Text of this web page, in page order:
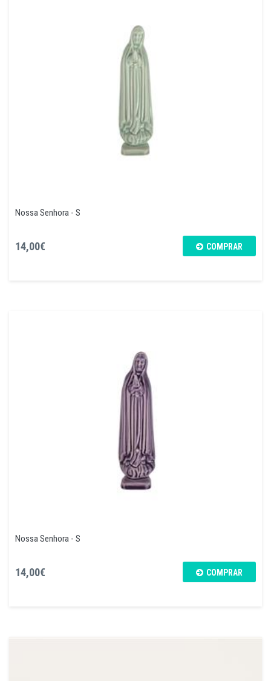
Nossa Senhora - S
14,00€ COMPRAR
Nossa Senhora - S
14,00€ COMPRAR